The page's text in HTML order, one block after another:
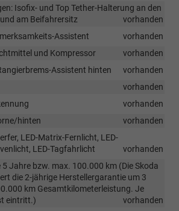
Isofix- und Top Tether-Halterung an den
am Beifahrersitz
vorhanden
Assistent
vorhanden
und Kompressor
vorhanden
Assistent hinten
vorhanden
vorhanden
vorhanden
hinten
vorhanden
LED-Matrix-Fernlicht, LED-
LED-Tagfahrlicht
vorhanden
Jahre bzw. max. 100.000 km (Die Skoda
die 2-jährige Herstellergarantie um 3
km Gesamtkilometerleistung. Je
eintritt.)
vorhanden